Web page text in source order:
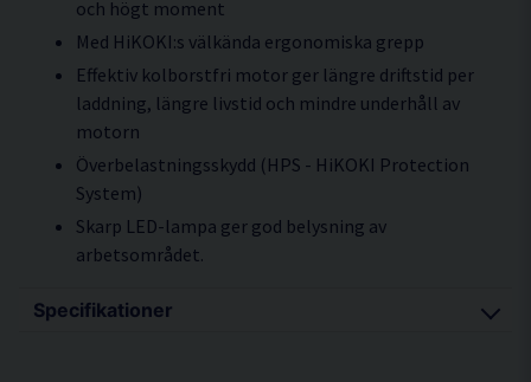
och högt moment
Med HiKOKI:s välkända ergonomiska grepp
Effektiv kolborstfri motor ger längre driftstid per
laddning, längre livstid och mindre underhåll av
motorn
Överbelastningsskydd (HPS - HiKOKI Protection
System)
Skarp LED-lampa ger god belysning av
arbetsområdet.
Specifikationer